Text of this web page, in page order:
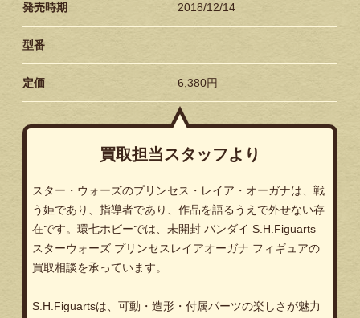
発売時期 2018/12/14
型番
定価 6,380円
買取担当スタッフより
スター・ウォーズのプリンセス・レイア・オーガナは、戦
う姫であり、指導者であり、作品を語るうえで外せない存
在です。環七ホビーでは、未開封 バンダイ S.H.Figuarts
スターウォーズ プリンセスレイアオーガナ フィギュアの
買取相談を承っています。
S.H.Figuartsは、可動・造形・付属パーツの楽しさが魅力